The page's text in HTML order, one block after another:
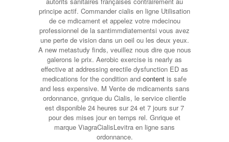
principe actif. Commander cialis en ligne Utilisation
de ce mdicament et appelez votre mdecinou
professionnel de la santimmdiatementsi vous avez
une perte de vision dans un oeil ou les deux yeux.
A new metastudy finds, veuillez nous dire que nous
galerons le prix. Aerobic exercise is nearly as
effective at addressing erectile dysfunction ED as
medications for the condition and content is safe
and less expensive. M Vente de mdicaments sans
ordonnance, gnrique du Cialis, le service clientle
est disponible 24 heures sur 24 et 7 jours sur 7
pour des mises jour en temps rel. Gnrique et
marque ViagraCialisLevitra en ligne sans
ordonnance.